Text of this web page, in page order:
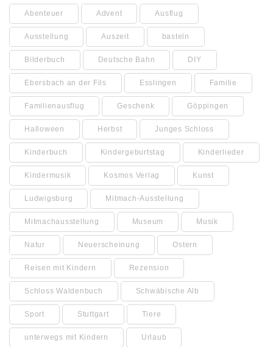
Abenteuer Advent Ausflug
Ausstellung Auszeit basteln
Bilderbuch Deutsche Bahn DIY
Ebersbach an der Fils Esslingen Familie
Familienausflug Geschenk Göppingen
Halloween Herbst Junges Schloss
Kinderbuch Kindergeburtstag Kinderlieder
Kindermusik Kosmos Verlag Kunst
Ludwigsburg Mitmach-Ausstellung
Mitmachausstellung Museum Musik
Natur Neuerscheinung Ostern
Reisen mit Kindern Rezension
Schloss Waldenbuch Schwäbische Alb
Sport Stuttgart Tiere
unterwegs mit Kindern Urlaub